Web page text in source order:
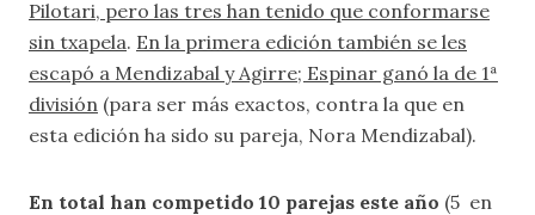
Pilotari, pero las tres han tenido que conformarse
sin txapela. En la primera edición también se les
escapó a Mendizabal y Agirre; Espinar ganó la de 1ª
división (para ser más exactos, contra la que en
esta edición ha sido su pareja, Nora Mendizabal).
En total han competido 10 parejas este año (5 en